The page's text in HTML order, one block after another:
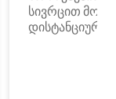
სივრცით
დისტანციური